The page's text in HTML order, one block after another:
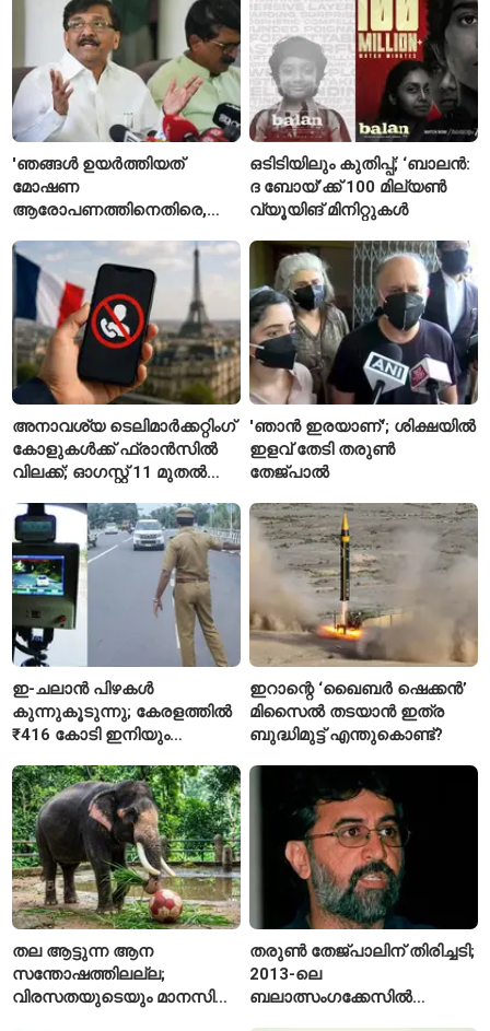
'ഞങ്ങൾ ഉയർത്തിയത്
മോഷണ
ആരോപണത്തിനെതിരെ,
റിജിജുവിന് മറുപടിയുമായി
സഞ്ജയ് റാവത്ത്
ഒടിടിയിലും കുതിപ്പ്; ‘ബാലൻ:
ദ ബോയ്’ക്ക് 100 മില്യൺ
വ്യൂയിങ് മിനിറ്റുകൾ
അനാവശ്യ ടെലിമാർക്കറ്റിംഗ്
കോളുകൾക്ക് ഫ്രാൻസിൽ
വിലക്ക്; ഓഗസ്റ്റ് 11 മുതൽ
'ഞാൻ ഇരയാണ്'; ശിക്ഷയിൽ
ഇളവ് തേടി തരുണ്‍
തേജ്പാൽ
ഇ-ചലാൻ പിഴകൾ
കുന്നുകൂടുന്നു; കേരളത്തിൽ
₹416 കോടി ഇനിയും
ഇറാന്റെ ‘ഖൈബർ ഷെക്കൻ’
മിസൈൽ തടയാൻ ഇത്ര
ബുദ്ധിമുട്ട് എന്തുകൊണ്ട്?
തല ആട്ടുന്ന ആന
സന്തോഷത്തിലല്ല;
വിരസതയുടെയും മാനസിക
തരുൺ തേജ്പാലിന് തിരിച്ചടി;
2013-ലെ
ബലാത്സംഗക്കേസിൽ